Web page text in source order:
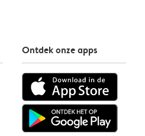
Ontdek onze apps